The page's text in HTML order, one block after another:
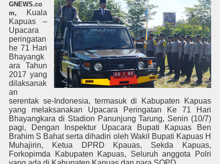
GNEWS.co
m,
Kuala
Kapuas –
Upacara
peringatan
he 71 Hari
Bhayangk
ara Tahun
2017 yang
dilaksanak
an
serentak se-Indonesia, termasuk di Kabupaten Kapuas
yang melaksanakan Upacara Peringatan Ke 71 Hari
Bhayangkara di Stadion Panunjung Tarung, Senin (10/7)
pagi, Dengan Inspektur Upacara Bupati Kapuas Ben
Brahim S Bahat serta dihadiri oleh Wakil Bupati Kapuas H
Muhajirin, Ketua DPRD Kpauas, Sekda Kapuas,
Forkopimda Kabupaten Kapuas, Seluruh anggota Polri